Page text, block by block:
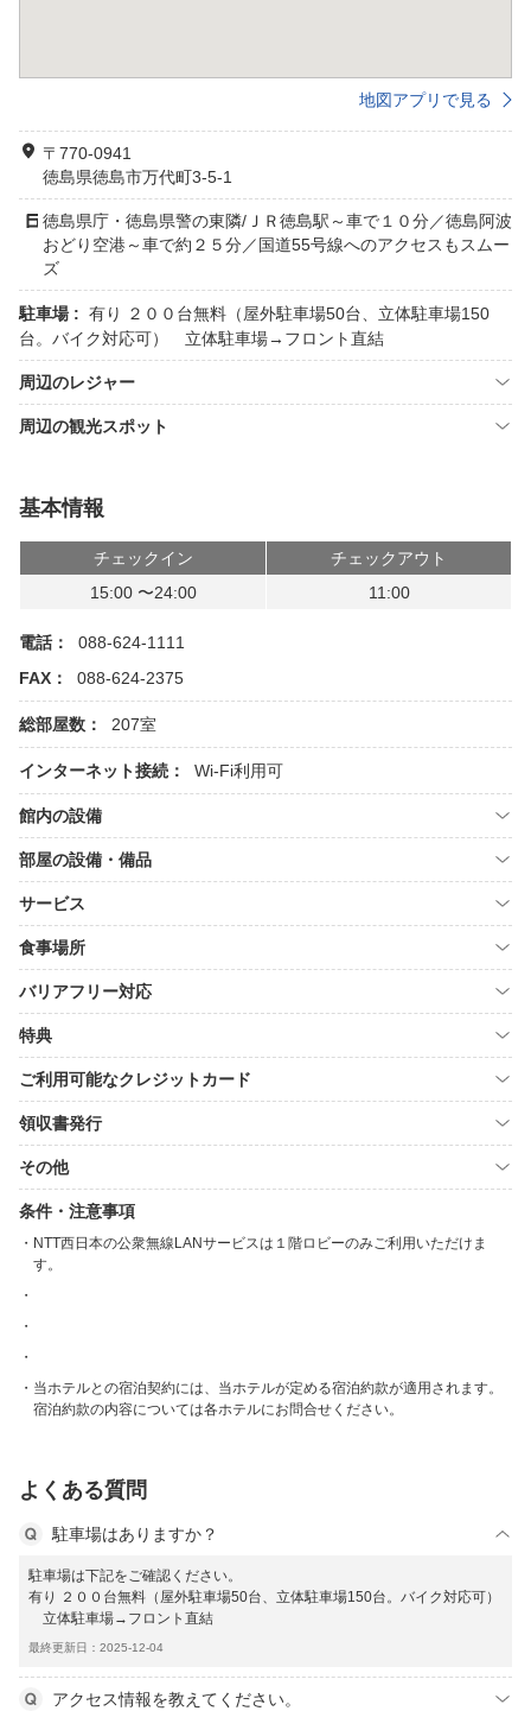
地図アプリで見る
〒770-0941
徳島県徳島市万代町3-5-1
徳島県庁・徳島県警の東隣/ＪＲ徳島駅～車で１０分／徳島阿波
おどり空港～車で約２５分／国道55号線へのアクセスもスムー
ズ
駐車場 : 有り ２００台無料（屋外駐車場50台、立体駐車場150
台。バイク対応可） 立体駐車場→フロント直結
周辺のレジャー
周辺の観光スポット
基本情報
チェックイン
チェックアウト
15:00 〜24:00
11:00
電話：
088-624-1111
FAX：
088-624-2375
総部屋数： 207室
インターネット接続： Wi-Fi利用可
館内の設備
部屋の設備・備品
サービス
食事場所
バリアフリー対応
特典
ご利用可能なクレジットカード
領収書発行
その他
条件・注意事項
NTT西日本の公衆無線LANサービスは１階ロビーのみご利用いただけま
す。
当ホテルとの宿泊契約には、当ホテルが定める宿泊約款が適用されます。
宿泊約款の内容については各ホテルにお問合せください。
よくある質問
駐車場はありますか？
駐車場は下記をご確認ください。
有り ２００台無料（屋外駐車場50台、立体駐車場150台。バイク対応可）
立体駐車場→フロント直結
最終更新日：2025-12-04
アクセス情報を教えてください。